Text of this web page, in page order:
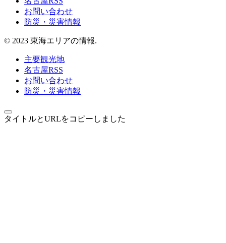
お問い合わせ
防災・災害情報
© 2023 東海エリアの情報.
主要観光地
名古屋RSS
お問い合わせ
防災・災害情報
タイトルとURLをコピーしました